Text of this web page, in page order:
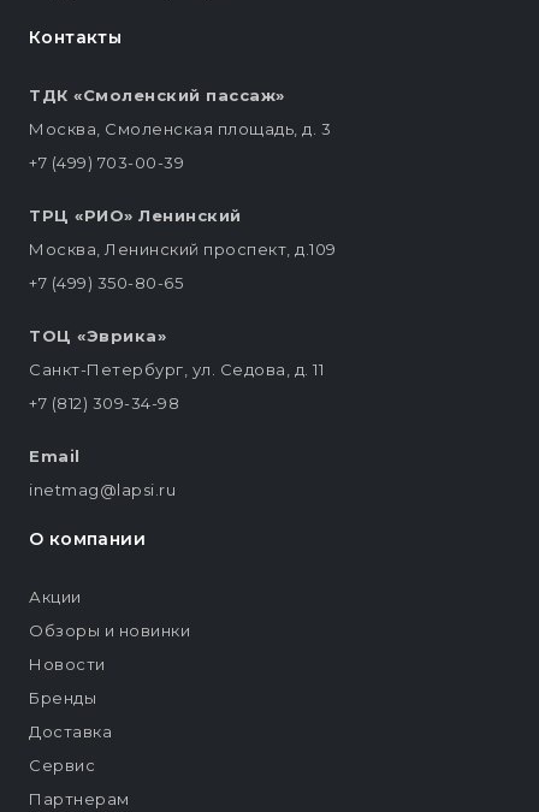
Контакты
ТДК «Смоленский пассаж»
Москва, Смоленская площадь, д. 3
+7 (499) 703-00-39
ТРЦ «РИО» Ленинский
Москва, Ленинский проспект, д.109
+7 (499) 350-80-65
ТОЦ «Эврика»
Санкт-Петербург, ул. Седова, д. 11
+7 (812) 309-34-98
Email
inetmag@lapsi.ru
О компании
Акции
Обзоры и новинки
Новости
Бренды
Доставка
Сервис
Партнерам